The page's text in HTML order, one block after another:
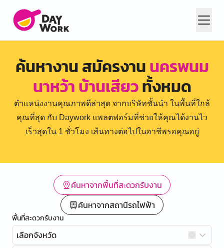
ค้นหางาน สมัครงานนครพนม
นาหว้า บ้านเสียวทั้งหมด
ตำแหน่งงานคุณภาพดีล่าสุด จากบริษัทชั้นนำ ในพื้นที่ใกล้
คุณที่สุด กับ Daywork แพลตฟอร์มที่ช่วยให้คุณได้งานไว
เร็วสุดใน 1 ชั่วโมง เส้นทางต่อไปในอาชีพรอคุณอยู่
ค้นหาจากพื้นที่สะดวกรับงาน
ค้นหาจากสถานีรถไฟฟ้า
พื้นที่สะดวกรับงาน
เลือกจังหวัด